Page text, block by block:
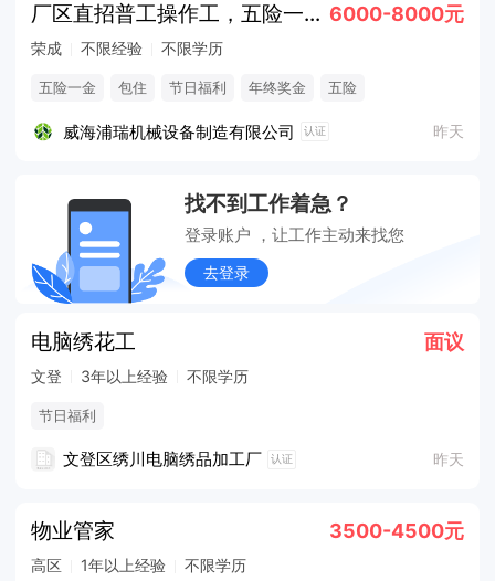
厂区直招普工操作工，五险一金提供吃住 6000-8000元
荣成 不限经验 不限学历
五险一金 包住 节日福利 年终奖金 五险
威海浦瑞机械设备制造有限公司 认证 昨天
找不到工作着急？
登录账户 ，让工作主动来找您
去登录
电脑绣花工 面议
文登 3年以上经验 不限学历
节日福利
文登区绣川电脑绣品加工厂 认证 昨天
物业管家 3500-4500元
高区 1年以上经验 不限学历